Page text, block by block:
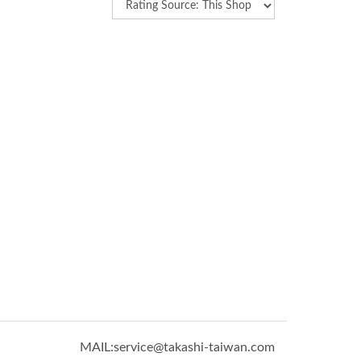
MAIL:service@takashi-taiwan.com